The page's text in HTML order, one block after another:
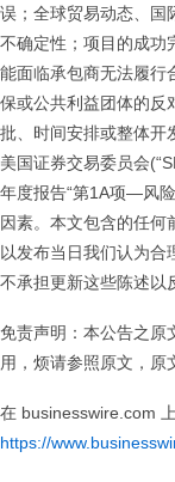
误；全球贸易动态、国
不确定性；项目的成功
能面临承包商无法履行
保或公共利益团体的反
批、时间安排或整体开
美国证券交易委员会
年度报告“第1A项—风
因素。本文包含的任何
以发布当日我们认为合
不承担更新这些陈述以
免责声明：本公告之原
用，烦请参照原文，原
在 businesswire.com
https://